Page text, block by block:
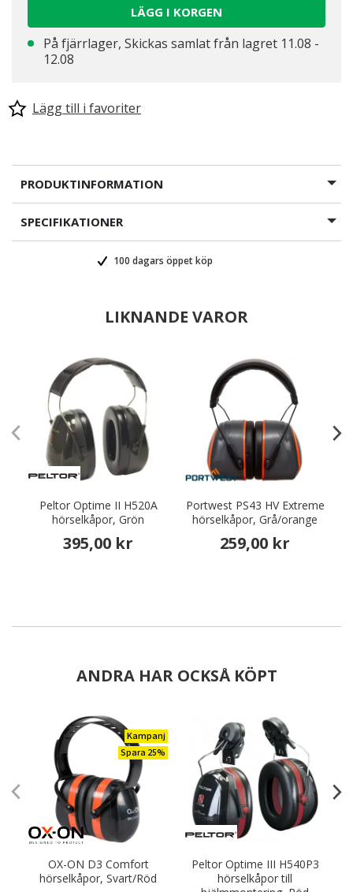
LÄGG I KORGEN
På fjärrlager, Skickas samlat från lagret 11.08 -
12.08
Lägg till i favoriter
PRODUKTINFORMATION
SPECIFIKATIONER
100 dagars öppet köp
LIKNANDE VAROR
Peltor Optime II H520A
hörselkåpor, Grön
395,00 kr
Portwest PS43 HV Extreme
hörselkåpor, Grå/orange
259,00 kr
ANDRA HAR OCKSÅ KÖPT
Kampanj
Spara 25%
OX-ON D3 Comfort
hörselkåpor, Svart/Röd
Peltor Optime III H540P3
hörselkåpor till